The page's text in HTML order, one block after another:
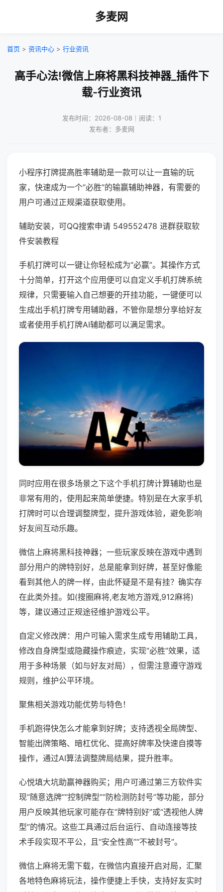
多麦网
首页 > 资讯中心 > 行业资讯
高手心法!微信上麻将黑科技神器_插件下
载-行业资讯
发布时间：2026-08-08｜阅读：1
发布者：多麦网
小程序打牌提高胜率辅助是一款可以让一直输的玩
家，快速成为一个“必胜”的输赢辅助神器，有需要的
用户可通过正规渠道获取使用。
辅助安装，可QQ搜索申请 549552478 进群获取软
件安装教程
手机打牌可以一键让你轻松成为“必赢”。其操作方式
十分简单，打开这个应用便可以自定义手机打牌系统
规律，只需要输入自己想要的开挂功能，一键便可以
生成出手机打牌专用辅助器，不管你是想分享给好友
或者使用手机打牌AI辅助都可以满足需求。
同时应用在很多场景之下这个手机打牌计算辅助也是
非常有用的，使用起来简单便捷。特别是在大家手机
打牌时可以合理调整牌型，提升游戏体验，避免影响
好友间互动乐趣。
微信上麻将黑科技神器；一些玩家反映在游戏中遇到
部分用户的牌特别好，总是能拿到好牌，甚至好像能
看到其他人的牌一样，由此怀疑是不是有挂？确实存
在此类外挂。如(搜圈麻将,老友地方游戏,912麻将)
等，建议通过正规途径维护游戏公平。
自定义修改牌：用户可输入需求生成专用辅助工具，
修改自身牌型或隐藏操作痕迹，实现“必胜”效果，适
用于多种场景（如与好友对局），但需注意遵守游戏
规则，维护公平环境。
聚焦相关游戏功能优势与特色！
手机跑得快怎么才能拿到好牌；支持透视全局牌型、
智能出牌策略、暗杠优化、提高好牌率及快速自摸等
操作，通过AI算法调整牌局结果，提升胜率。
心悦填大坑助赢神器购买；用户可通过第三方软件实
现“随意选牌”“控制牌型”“防检测防封号”等功能，部分
用户反映其他玩家可能存在“牌特别好”或“透视他人牌
型”的情况。这些工具通过后台运行、自动连接等技
术手段实现不平公，且“安全性高”“不被封号”。
微信上麻将无需下载，在微信内直接开启对局，汇聚
各地特色麻将玩法，操作便捷上手快，支持好友实时